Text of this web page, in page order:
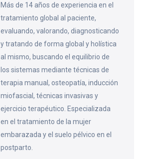
Más de 14 años de experiencia en el
tratamiento global al paciente,
evaluando, valorando, diagnosticando
y tratando de forma global y holística
al mismo, buscando el equilibrio de
los sistemas mediante técnicas de
terapia manual, osteopatía, inducción
miofascial, técnicas invasivas y
ejercicio terapéutico. Especializada
en el tratamiento de la mujer
embarazada y el suelo pélvico en el
postparto.